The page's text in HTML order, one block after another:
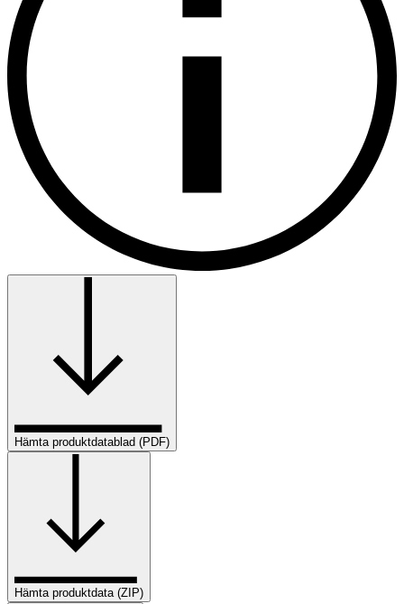
Hämta produktdatablad (PDF)
Hämta produktdata (ZIP)